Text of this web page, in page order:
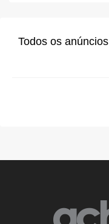
Todos os anúncios